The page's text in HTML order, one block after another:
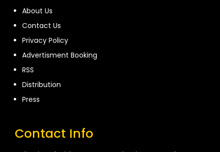
About Us
Contact Us
Privacy Policy
Advertisment Booking
RSS
Distribution
Press
Contact Info